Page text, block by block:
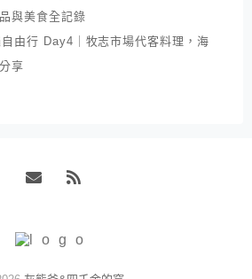
與美食全記錄
由行 Day4｜牧志市場代客料理，海
享